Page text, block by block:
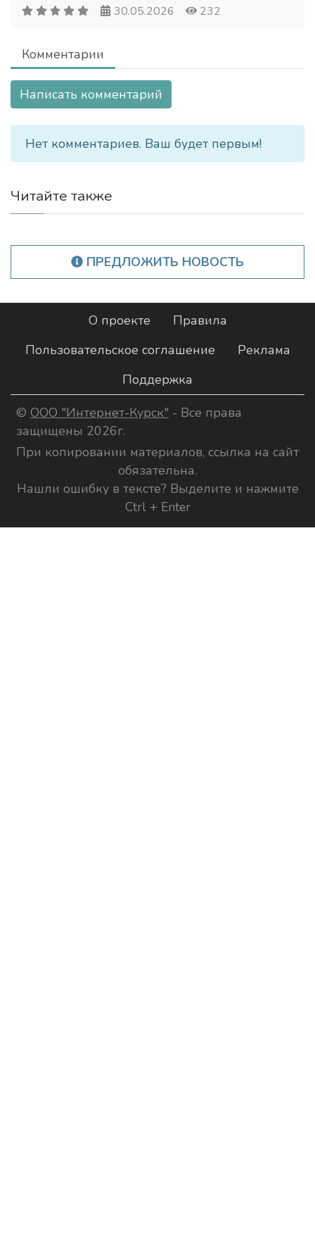
30.05.2026 232
Комментарии
Написать комментарий
Нет комментариев. Ваш будет первым!
Читайте также
ПРЕДЛОЖИТЬ НОВОСТЬ
О проекте
Правила
Пользовательское соглашение
Реклама
Поддержка
© ООО "Интернет-Курск" - Все права
защищены 2026г.
При копировании материалов, ссылка на сайт
обязательна.
Нашли ошибку в тексте? Выделите и нажмите
Ctrl + Enter